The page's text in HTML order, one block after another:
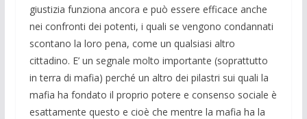
giustizia funziona ancora e può essere efficace anche
nei confronti dei potenti, i quali se vengono condannati
scontano la loro pena, come un qualsiasi altro
cittadino. E’ un segnale molto importante (soprattutto
in terra di mafia) perché un altro dei pilastri sui quali la
mafia ha fondato il proprio potere e consenso sociale è
esattamente questo e cioè che mentre la mafia ha la